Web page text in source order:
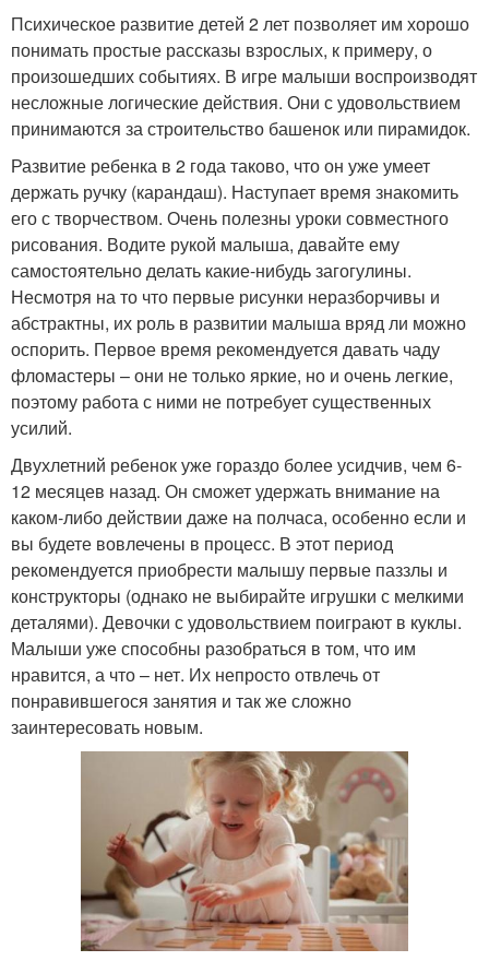
Психическое развитие детей 2 лет позволяет им хорошо
понимать простые рассказы взрослых, к примеру, о
произошедших событиях. В игре малыши воспроизводят
несложные логические действия. Они с удовольствием
принимаются за строительство башенок или пирамидок.
Развитие ребенка в 2 года таково, что он уже умеет
держать ручку (карандаш). Наступает время знакомить
его с творчеством. Очень полезны уроки совместного
рисования. Водите рукой малыша, давайте ему
самостоятельно делать какие-нибудь загогулины.
Несмотря на то что первые рисунки неразборчивы и
абстрактны, их роль в развитии малыша вряд ли можно
оспорить. Первое время рекомендуется давать чаду
фломастеры – они не только яркие, но и очень легкие,
поэтому работа с ними не потребует существенных
усилий.
Двухлетний ребенок уже гораздо более усидчив, чем 6-
12 месяцев назад. Он сможет удержать внимание на
каком-либо действии даже на полчаса, особенно если и
вы будете вовлечены в процесс. В этот период
рекомендуется приобрести малышу первые паззлы и
конструкторы (однако не выбирайте игрушки с мелкими
деталями). Девочки с удовольствием поиграют в куклы.
Малыши уже способны разобраться в том, что им
нравится, а что – нет. Их непросто отвлечь от
понравившегося занятия и так же сложно
заинтересовать новым.